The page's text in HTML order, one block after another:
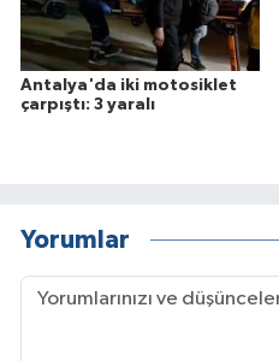
Antalya'da iki motosiklet
çarpıştı: 3 yaralı
Yorumlar